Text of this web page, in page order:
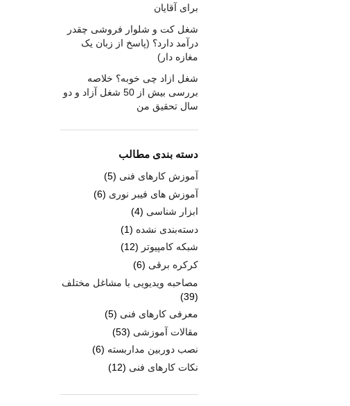
برای آقایان
شغل کت و شلوار فروشی چقدر
درآمد دارد؟ (پاسخ از زبان یک
مغازه دار)
شغل ازاد چی خوبه؟ خلاصه
بررسی بیش از 50 شغل آزاد و دو
سال تحقیق من
دسته بندی مطالب
آموزش کارهای فنی (5)
آموزش های فیبر نوری (6)
ابزار شناسی (4)
دسته‌بندی نشده (1)
شبکه کامپیوتر (12)
کرکره برقی (6)
مصاحبه ویدیویی با مشاغل مختلف
(39)
معرفی کارهای فنی (5)
مقالات آموزشی (53)
نصب دوربین مداربسته (6)
نکات کارهای فنی (12)